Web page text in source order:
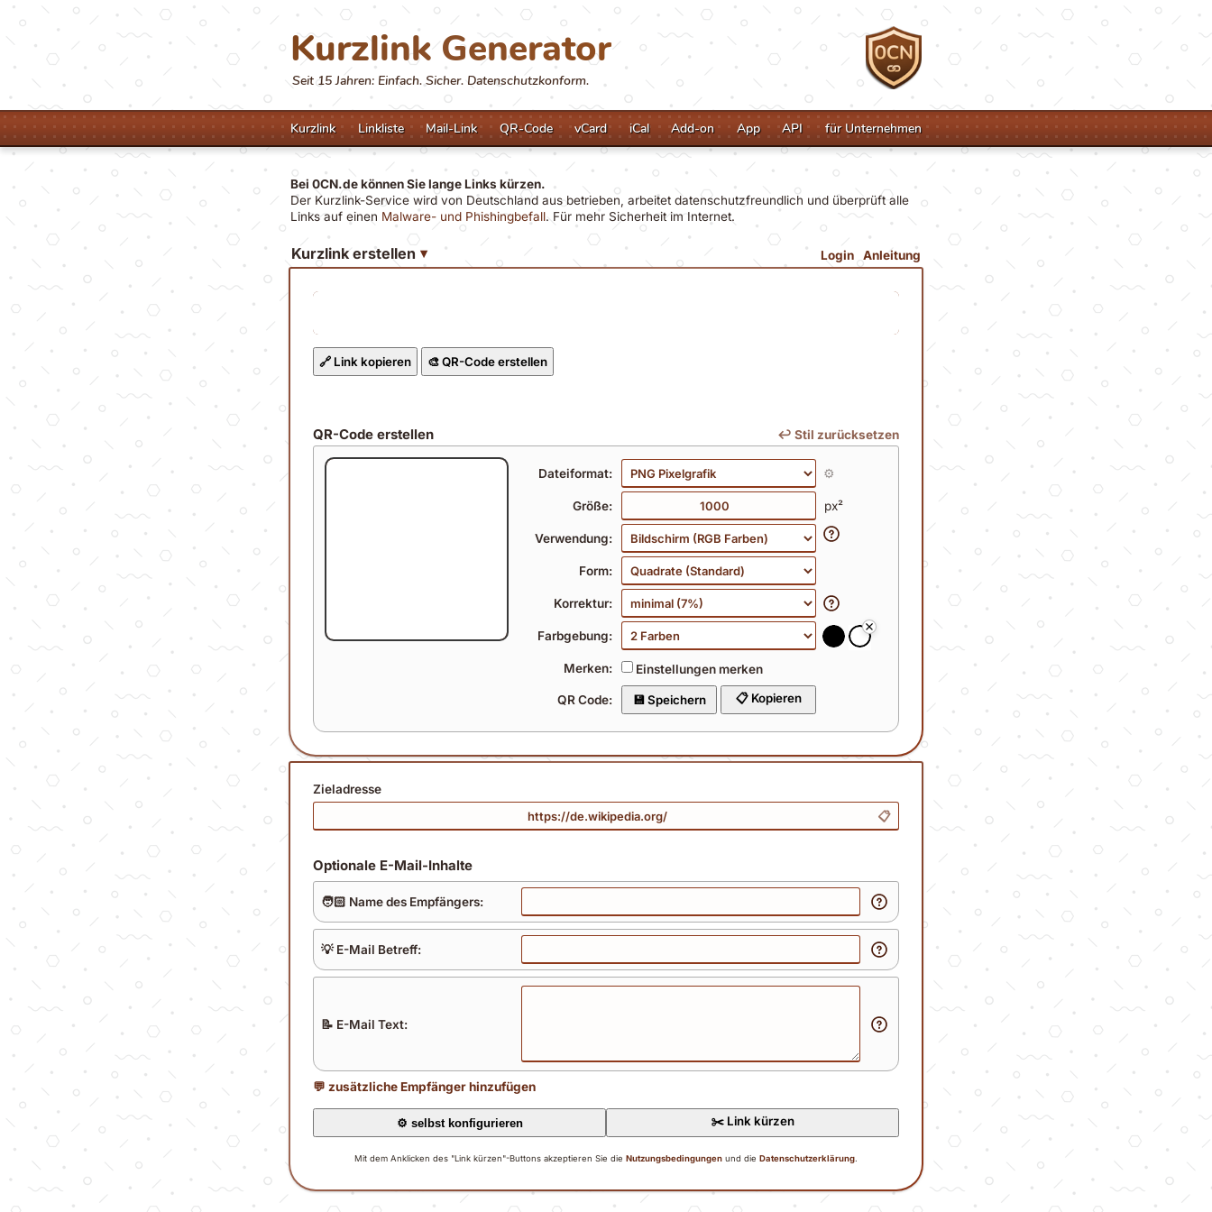
Kurzlink Generator
Seit 15 Jahren: Einfach. Sicher. Datenschutzkonform.
Kurzlink Linkliste Mail-Link QR-Code vCard iCal Add-on App API für Unternehmen
Bei 0CN.de können Sie lange Links kürzen.
Der Kurzlink-Service wird von Deutschland aus betrieben , arbeitet datenschutzfreundlich und überprüft alle
Links auf einen Malware- und Phishingbefall. Für mehr Sicherheit im Internet.
Kurzlink erstellen ▾ Login Anleitung
QR-Code erstellen ↩️ Stil zurücksetzen
Dateiformat: ⚙️
Größe: px²
Verwendung:
Form:
Korrektur:
Farbgebung:
Merken: Einstellungen merken
QR Code:
Zieladresse
📋
Optionale E-Mail-Inhalte
🧑🏻 Name des Empfängers:
💡 E-Mail Betreff:
📝 E-Mail Text:
💬 zusätzliche Empfänger hinzufügen
⚙️ selbst konfigurieren
Mit dem Anklicken des "Link kürzen"-Buttons akzeptieren Sie die Nutzungsbedingungen und die Datenschutzerklärung.